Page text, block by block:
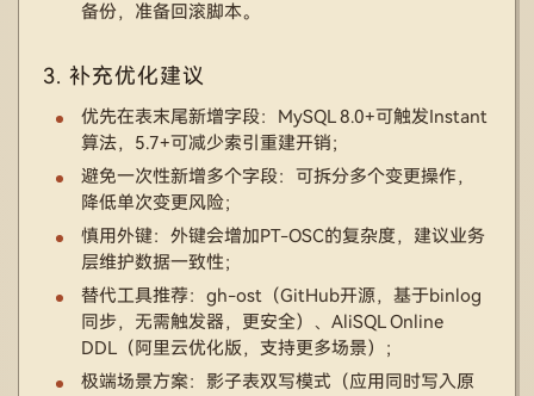
备份，准备回滚脚本。
3. 补充优化建议
优先在表末尾新增字段：MySQL 8.0+可触发Instant
算法，5.7+可减少索引重建开销；
避免一次性新增多个字段：可拆分多个变更操作，
降低单次变更风险；
慎用外键：外键会增加PT-OSC的复杂度，建议业务
层维护数据一致性；
替代工具推荐：gh-ost（GitHub开源，基于binlog
同步，无需触发器，更安全）、AliSQL Online
DDL（阿里云优化版，支持更多场景）；
极端场景方案：影子表双写模式（应用同时写入原